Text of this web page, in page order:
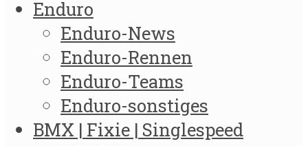
Enduro
Enduro-News
Enduro-Rennen
Enduro-Teams
Enduro-sonstiges
BMX | Fixie | Singlespeed